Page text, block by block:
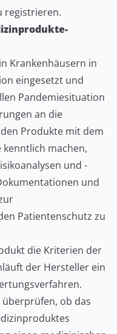
registrieren.
Krankenhäusern in
eingesetzt und
Pandemiesituation
an die
Produkte mit dem
kenntlich machen,
und -
und
Patientenschutz zu
die Kriterien der
der Hersteller ein
ob das